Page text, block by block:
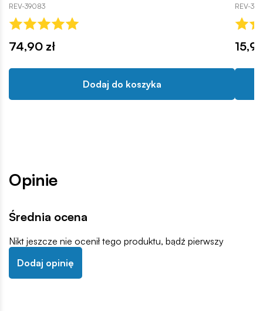
REV-39083
74,90 zł
Dodaj do koszyka
REV-
Opinie
Średnia ocena
Nikt jeszcze nie ocenił tego produktu, bądź pierwszy
Dodaj opinię